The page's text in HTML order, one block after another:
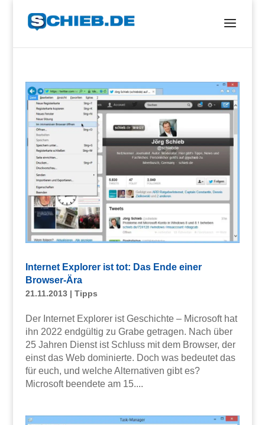
Internet Explorer ist tot: Das Ende einer
Browser-Ära
21.11.2013| Tipps
Der Internet Explorer ist Geschichte – Microsoft hat
ihn 2022 endgültig zu Grabe getragen. Nach über
25 Jahren Dienst ist Schluss mit dem Browser, der
einst das Web dominierte. Doch was bedeutet das
für euch, und welche Alternativen gibt es?
Microsoft beendete am 15....